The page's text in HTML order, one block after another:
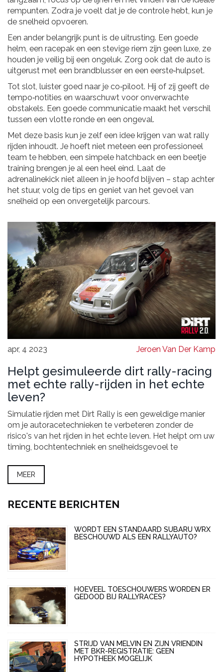
rempunten. Zodra je voelt dat je de controle hebt, kun je
de snelheid opvoeren.
Een ander belangrijk punt is de uitrusting. Een goede
helm, een racepak en een stevige riem zijn geen luxe, ze
houden je veilig bij een ongeluk. Zorg ook dat de auto is
uitgerust met een brandblusser en een eerste‑hulpset.
Tot slot, luister goed naar je co‑piloot. Hij of zij geeft de
tempo‑notities en waarschuwt voor onverwachte
obstakels. Een goede communicatie maakt het verschil
tussen een vlotte ronde en een ongeval.
Met deze basis kun je zelf een idee krijgen van wat rally
rijden inhoudt. Je hoeft niet meteen een professioneel
team te hebben, een simpele hatchback en een beetje
training brengen je al een heel eind. Laat de
adrenalinekick niet alleen in je hoofd blijven – stap achter
het stuur, volg de tips en geniet van het gevoel van
snelheid op een onvergetelijk parcours.
apr, 4 2023 Jeroen Van Der Kamp
Helpt gesimuleerde dirt rally-racing
met echte rally-rijden in het echte
leven?
Simulatie rijden met Dirt Rally is een geweldige manier
om je autoracetechnieken te verbeteren zonder de
risico's van het rijden in het echte leven. Het helpt om uw
timing, bochtentechniek en snelheidsgevoel te
verbeteren. Het feit dat de simulatie de echte
omstandigheden zo realistisch mogelijk nabootst,
opdoen en je vaardigheden kunt verbeteren. Het helpt je
Bovendien geeft het je een betere kijk op de
raceomstandigheden, waardoor je tijdens echte rallies
beter voorbereid bent. Kortom, simulatie rijden met Dirt
Rally is een geweldige manier om je rallyvaardigheden te
verbeteren.
MEER
RECENTE BERICHTEN
WORDT EEN STANDAARD SUBARU WRX
BESCHOUWD ALS EEN RALLYAUTO?
HOEVEEL TOESCHOUWERS WORDEN ER
GEDOOD BIJ RALLYRACES?
STRIJD VAN MELVIN EN ZIJN VRIENDIN
MET BKR-REGISTRATIE: GEEN
HYPOTHEEK MOGELIJK